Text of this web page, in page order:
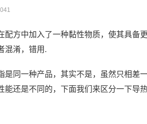
配方中加入了一种黏性物质，使其具备
混淆，错用.
是同一种产品，其实不是，虽然只相差
能还是不同的，下面我们来区分一下导